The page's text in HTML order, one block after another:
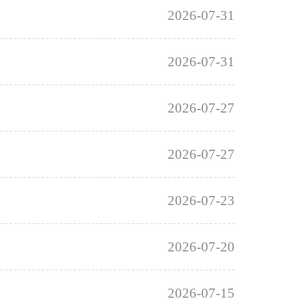
2026-07-31
2026-07-31
2026-07-27
2026-07-27
2026-07-23
2026-07-20
2026-07-15